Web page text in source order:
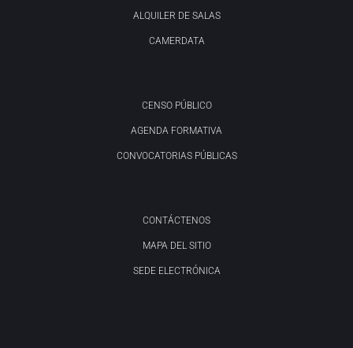
ALQUILER DE SALAS
CAMERDATA
CENSO PÚBLICO
AGENDA FORMATIVA
CONVOCATORIAS PÚBLICAS
CONTÁCTENOS
MAPA DEL SITIO
SEDE ELECTRÓNICA